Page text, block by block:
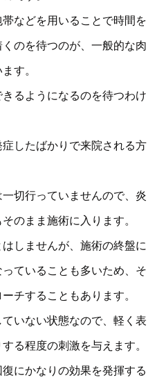
などを用いることで時間を
のを待つのが、一般的な肉
す。
るようになるのを待つわけ
したばかりで来院される方
切行っていませんので、炎
のまま施術に入ります。
しませんが、施術の終盤に
ていることも多いため、そ
チすることもあります。
いない状態なので、軽く表
る程度の刺激を与えます。
にかなりの効果を発揮する